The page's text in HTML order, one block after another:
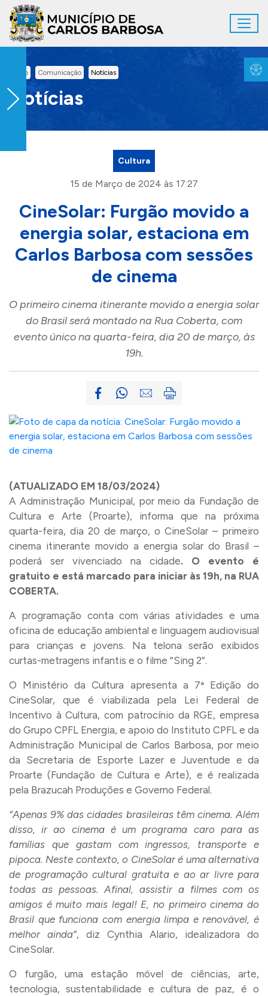
Ir para conteúdo principal
Inicio Comunicação Notícias
Notícias
Cultura
15 de Março de 2024 às 17:27
CineSolar: Furgão movido a
energia solar, estaciona em
Carlos Barbosa com sessões
de cinema
O primeiro cinema itinerante movido a energia solar
do Brasil será montado na Rua Coberta, com
evento único na quarta-feira, dia 20 de março, às
19h.
(ATUALIZADO EM 18/03/2024)
AAdministração Municipal, por meio da Fundação de
Cultura e Arte (Proarte), informa que na próxima
quarta-feira, dia 20 de março, o CineSolar – primeiro
cinema itinerante movido a energia solar do Brasil –
poderá ser vivenciado na cidade. O evento é
gratuito e está marcado para iniciar às 19h, na RUA
COBERTA.
A programação conta com várias atividades e uma
oficina de educação ambiental e linguagem audiovisual
para crianças e jovens. Na telona serão exibidos
curtas-metragens infantis e o filme “Sing 2”.
O Ministério da Cultura apresenta a 7ª Edição do
CineSolar, que é viabilizada pela Lei Federal de
Incentivo à Cultura, com patrocínio da RGE, empresa
do Grupo CPFL Energia, e apoio do Instituto CPFL e da
Administração Municipal de Carlos Barbosa, por meio
da Secretaria de Esporte Lazer e Juventude e da
Proarte (Fundação de Cultura e Arte), e é realizada
pela Brazucah Produções e Governo Federal.
“Apenas 9% das cidades brasileiras têm cinema. Além
disso, ir ao cinema é um programa caro para as
famílias que gastam com ingressos, transporte e
pipoca. Neste contexto, o CineSolar é uma alternativa
de programação cultural gratuita e ao ar livre para
todas as pessoas. Afinal, assistir a filmes com os
amigos é muito mais legal! E, no primeiro cinema do
Brasil que funciona com energia limpa e renovável, é
melhor ainda”, diz Cynthia Alario, idealizadora do
CineSolar.
O furgão, uma estação móvel de ciências, arte,
tecnologia, sustentabilidade e cultura de paz, é o